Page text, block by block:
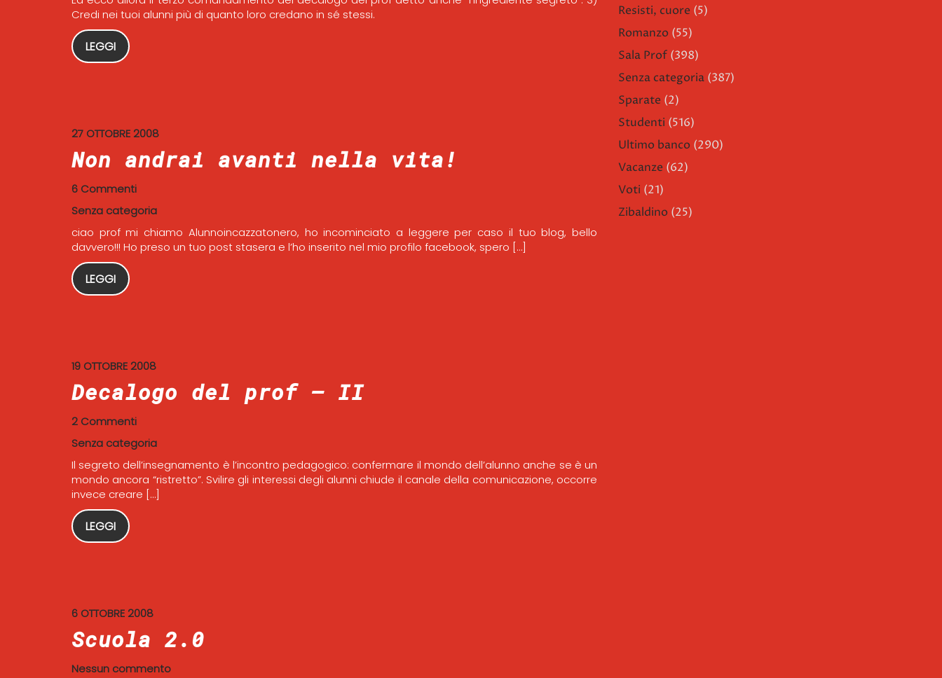
Credi nei tuoi alunni più di quanto loro credano in sé stessi.
LEGGI
27 OTTOBRE 2008
Non andrai avanti nella vita!
6 Commenti
Senza categoria
ciao prof mi chiamo Alunnoincazzatonero, ho incominciato a leggere per caso il tuo blog, bello
davvero!!! Ho preso un tuo post stasera e l’ho inserito nel mio profilo facebook, spero […]
LEGGI
19 OTTOBRE 2008
Decalogo del prof – II
2 Commenti
Senza categoria
Il segreto dell’insegnamento è l’incontro pedagogico: confermare il mondo dell’alunno anche se è un
mondo ancora “ristretto”. Svilire gli interessi degli alunni chiude il canale della comunicazione, occorre
invece creare […]
LEGGI
6 OTTOBRE 2008
Scuola 2.0
Nessun commento
Resisti, cuore (5)
Romanzo (55)
Sala Prof (398)
Senza categoria (387)
Sparate (2)
Studenti (516)
Ultimo banco (290)
Vacanze (62)
Voti (21)
Zibaldino (25)